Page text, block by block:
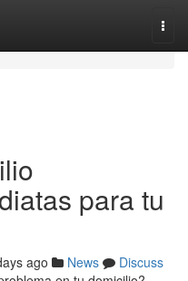
para tu
ago News
Discuss